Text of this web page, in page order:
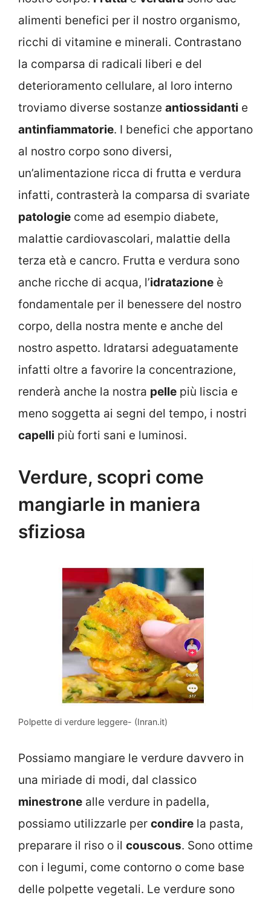
alimenti benefici per il nostro organismo,
ricchi di vitamine e minerali. Contrastano
la comparsa di radicali liberi e del
deterioramento cellulare, al loro interno
troviamo diverse sostanze antiossidanti e
antinfiammatorie. I benefici che apportano
al nostro corpo sono diversi,
un’alimentazione ricca di frutta e verdura
infatti, contrasterà la comparsa di svariate
patologie come ad esempio diabete,
malattie cardiovascolari, malattie della
terza età e cancro. Frutta e verdura sono
anche ricche di acqua, l’idratazione è
fondamentale per il benessere del nostro
corpo, della nostra mente e anche del
nostro aspetto. Idratarsi adeguatamente
infatti oltre a favorire la concentrazione,
renderà anche la nostra pelle più liscia e
meno soggetta ai segni del tempo, i nostri
capelli più forti sani e luminosi.
Verdure, scopri come
mangiarle in maniera
sfiziosa
Polpette di verdure leggere- (Inran.it)
Possiamo mangiare le verdure davvero in
una miriade di modi, dal classico
minestrone alle verdure in padella,
possiamo utilizzarle per condire la pasta,
preparare il riso o il couscous. Sono ottime
con i legumi, come contorno o come base
delle polpette vegetali. Le verdure sono